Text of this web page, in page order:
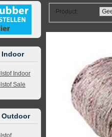
Indoor
Indoor
Sale
Outdoor
Product: